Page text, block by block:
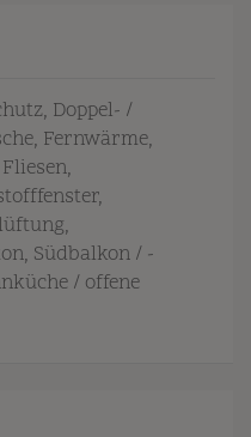
Doppel- /
Fernwärme
Fliesen
Südbalkon / -
/ offene